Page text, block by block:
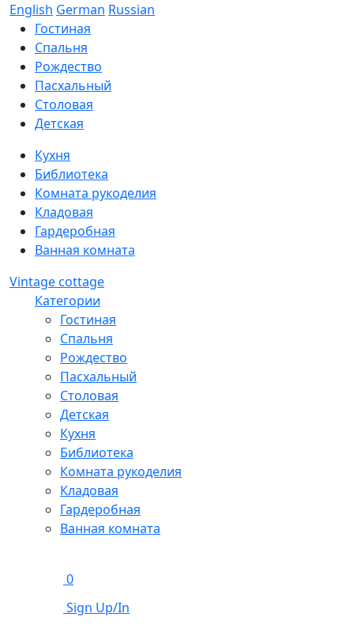
English German Russian
Гостиная
Спальня
Рождество
Пасхальный
Столовая
Детская
Кухня
Библиотека
Комната рукоделия
Кладовая
Гардеробная
Ванная комната
Vintage cottage
Категории
Гостиная
Спальня
Рождество
Пасхальный
Столовая
Детская
Кухня
Библиотека
Комната рукоделия
Кладовая
Гардеробная
Ванная комната
0
Sign Up/In